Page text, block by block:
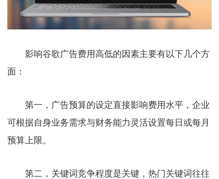
影响谷歌广告费用高低的因素主要有以下几个方
面：
第一，广告预算的设定直接影响费用水平，企业
可根据自身业务需求与财务能力灵活设置每日或每月
预算上限。
第二，关键词竞争程度是关键，热门关键词往往